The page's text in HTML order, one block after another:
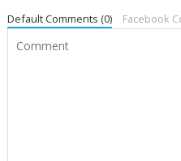
Default Comments (0) Facebook